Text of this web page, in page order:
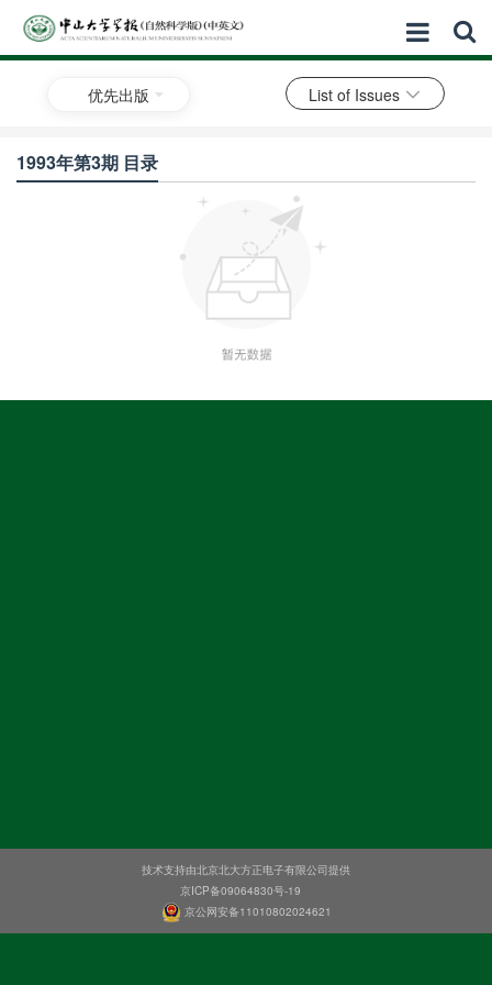
优先出版 List of Issues
1993年第3期 目录
技术支持由北京北大方正电子有限公司提供
京ICP备09064830号-19
京公网安备11010802024621